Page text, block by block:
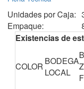
Unidades por Caja:
Empaque:
Existencias de
COLOR BODEGA
LOCAL